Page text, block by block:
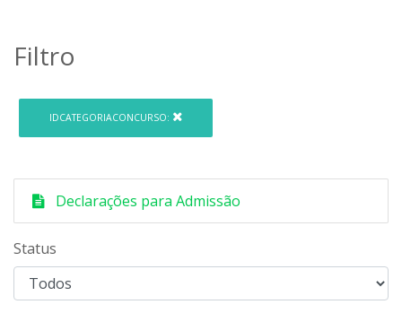
Filtro
IDCATEGORIACONCURSO:
Declarações para Admissão
Status